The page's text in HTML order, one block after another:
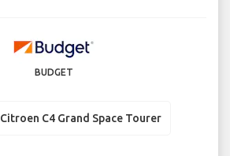
BUDGET
Citroen C4 Grand Space Tourer